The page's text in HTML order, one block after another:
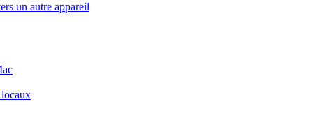
un autre appareil